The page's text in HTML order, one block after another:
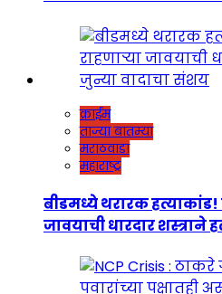
क्राईम
ताज्या बातम्या
मराठवाडा
महाराष्ट्र
बीडमध्ये थरारक हत्याकांड!
जावयाची धारदार शस्त्राने